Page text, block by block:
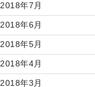
2018年7月
2018年6月
2018年5月
2018年4月
2018年3月